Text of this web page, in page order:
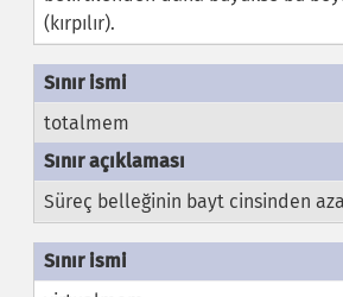
(kırpılır).
totalmem
Süreç belleğinin bayt cinsinden